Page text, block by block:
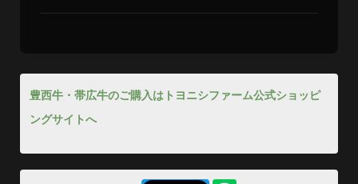
豊西牛・帯広牛のご購入はトヨニシファーム公式ショッピ
ングサイトへ